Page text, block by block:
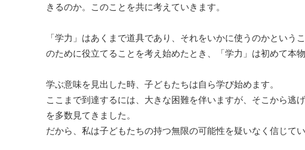
きるのか。このことを共に考えていきます。
「学力」はあくまで道具であり、それをいかに使うのかという
のために役立てることを考え始めたとき、「学力」は初めて本物
学ぶ意味を見出した時、子どもたちは自ら学び始めます。
ここまで到達するには、大きな困難を伴いますが、そこから逃
を多数見てきました。
だから、私は子どもたちの持つ無限の可能性を疑いなく信じてい